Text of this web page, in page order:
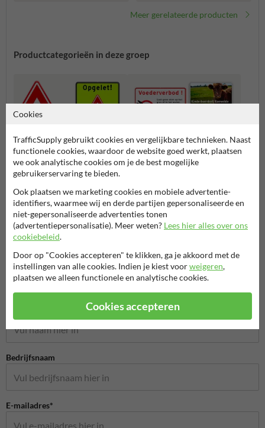
Meer gerelateerde producten
Productcategorieën in deze groep
Waarschuwingsborden Informatieborden
Stel je vraag aan Hondenpoepbord.nl
Bedrijfsnaam
E-mailadres*
Cookies
TrafficSupply gebruikt cookies en vergelijkbare technieken. Naast
functionele cookies, waardoor de website goed werkt, plaatsen
we ook analytische cookies om je de best mogelijke
gebruikerservaring te bieden.
Ook plaatsen we marketing cookies en mobiele advertentie-
identifiers, waarmee wij en derde partijen gepersonaliseerde en
niet-gepersonaliseerde advertenties tonen
(advertentiepersonalisatie). Meer weten? Lees hier alles over ons
cookiebeleid.
Door op "Cookies accepteren" te klikken, ga je akkoord met de
instellingen van alle cookies. Indien je kiest voorweigeren,
plaatsen we alleen functionele en analytische cookies.
Cookies accepteren